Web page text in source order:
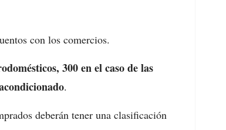
con los comercios.
300 en el caso de las
.
deberán tener una clasificación